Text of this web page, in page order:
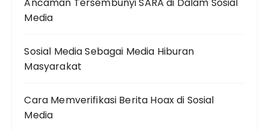
Media
Sosial Media Sebagai Media Hiburan
Masyarakat
Cara Memverifikasi Berita Hoax di Sosial
Media